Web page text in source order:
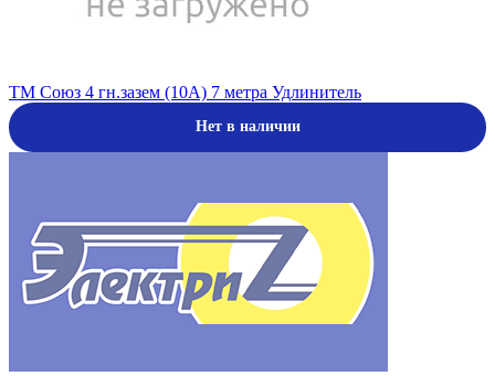
ТМ Союз 4 гн.зазем (10А) 7 метра Удлинитель
Нет в наличии